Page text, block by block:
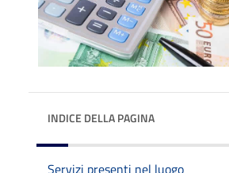
INDICE DELLA PAGINA
Servizi presenti nel luogo